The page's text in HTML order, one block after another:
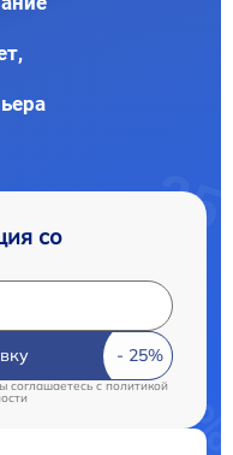
со
соглашаетесь c политикой